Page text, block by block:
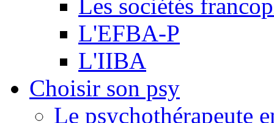
Les sociétés
L'EFBA-P
L'IIBA
Choisir son psy
Le psychothérapeute